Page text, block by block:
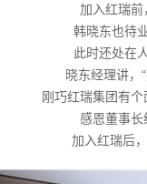
加入红瑞前
韩晓东也待
此时还处在
晓东经理讲，
刚巧红瑞集团有个
感恩董事长
加入红瑞后